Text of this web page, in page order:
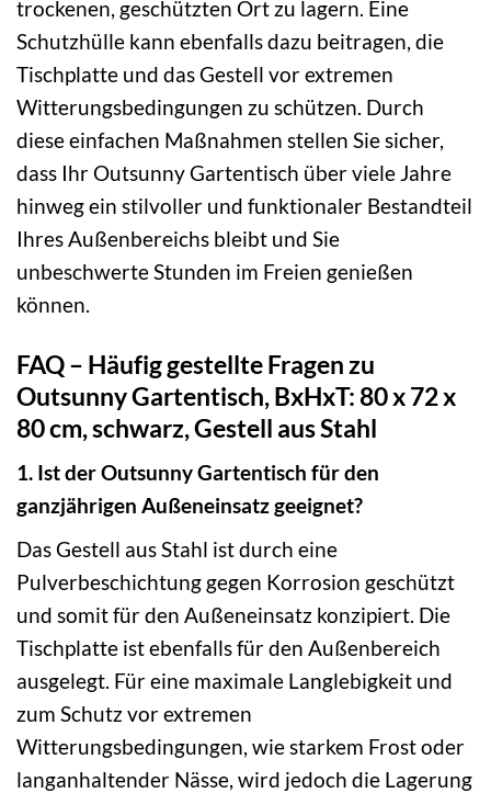
trockenen, geschützten Ort zu lagern. Eine
Schutzhülle kann ebenfalls dazu beitragen, die
Tischplatte und das Gestell vor extremen
Witterungsbedingungen zu schützen. Durch
diese einfachen Maßnahmen stellen Sie sicher,
dass Ihr Outsunny Gartentisch über viele Jahre
hinweg ein stilvoller und funktionaler Bestandteil
Ihres Außenbereichs bleibt und Sie
unbeschwerte Stunden im Freien genießen
können.
FAQ – Häufig gestellte Fragen zu
Outsunny Gartentisch, BxHxT: 80 x 72 x
80 cm, schwarz, Gestell aus Stahl
1. Ist der Outsunny Gartentisch für den
ganzjährigen Außeneinsatz geeignet?
Das Gestell aus Stahl ist durch eine
Pulverbeschichtung gegen Korrosion geschützt
und somit für den Außeneinsatz konzipiert. Die
Tischplatte ist ebenfalls für den Außenbereich
ausgelegt. Für eine maximale Langlebigkeit und
zum Schutz vor extremen
Witterungsbedingungen, wie starkem Frost oder
langanhaltender Nässe, wird jedoch die Lagerung